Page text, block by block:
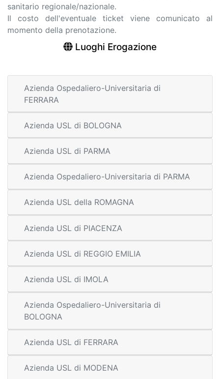
sanitario regionale/nazionale.
Il costo dell'eventuale ticket viene comunicato al
momento della prenotazione.
Luoghi Erogazione
Azienda Ospedaliero-Universitaria di
FERRARA
Azienda USL di BOLOGNA
Azienda USL di PARMA
Azienda Ospedaliero-Universitaria di PARMA
Azienda USL della ROMAGNA
Azienda USL di PIACENZA
Azienda USL di REGGIO EMILIA
Azienda USL di IMOLA
Azienda Ospedaliero-Universitaria di
BOLOGNA
Azienda USL di FERRARA
Azienda USL di MODENA